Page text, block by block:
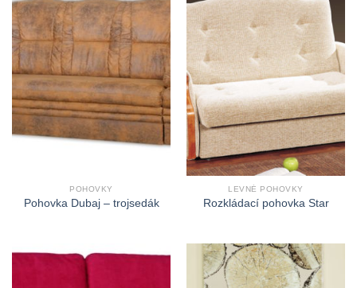
POHOVKY
Pohovka Dubaj – trojsedák
LEVNÉ POHOVKY
Rozkládací pohovka Star